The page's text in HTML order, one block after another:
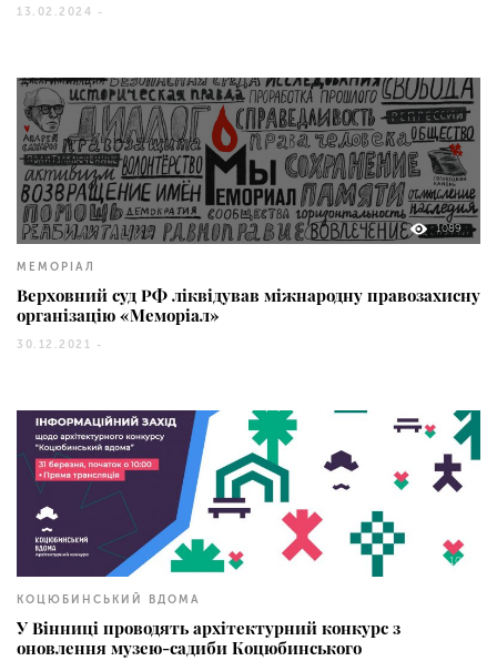
13.02.2024 -
1089
МЕМОРІАЛ
Верховний суд РФ ліквідував міжнародну правозахисну
організацію «Меморіал»
30.12.2021 -
10
КОЦЮБИНСЬКИЙ ВДОМА
У Вінниці проводять архітектурний конкурс з
оновлення музею-садиби Коцюбинського